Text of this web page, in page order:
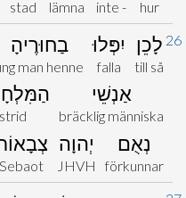
hur
inte -
lämna
stad
26 לָכֵן
till så
יִפְּלוּ
falla
בַחוּרֶיהָ
man henne
אַנְשֵׁי
bräcklig människa
strid
נְאֻם
förkunnar
יְהוָה
JHVH
Sebaot